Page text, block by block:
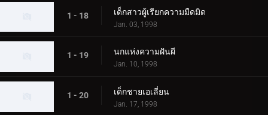
1 - 18 เด็กสาวผู้เรียกความมืดมิด
Jan. 03, 1998
1 - 19 นกแห่งความฝันผี
Jan. 10, 1998
1 - 20 เด็กชายเอเลี่ยน
Jan. 17, 1998